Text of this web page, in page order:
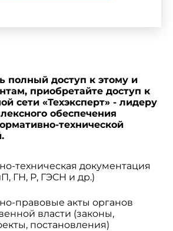
полный доступ к этому и
приобретайте доступ к
сети «Техэксперт» - лидеру
обеспечения
технической
техническая документация
ГН, Р, ГЭСН и др.)
правовые акты органов
власти (законы,
постановления)